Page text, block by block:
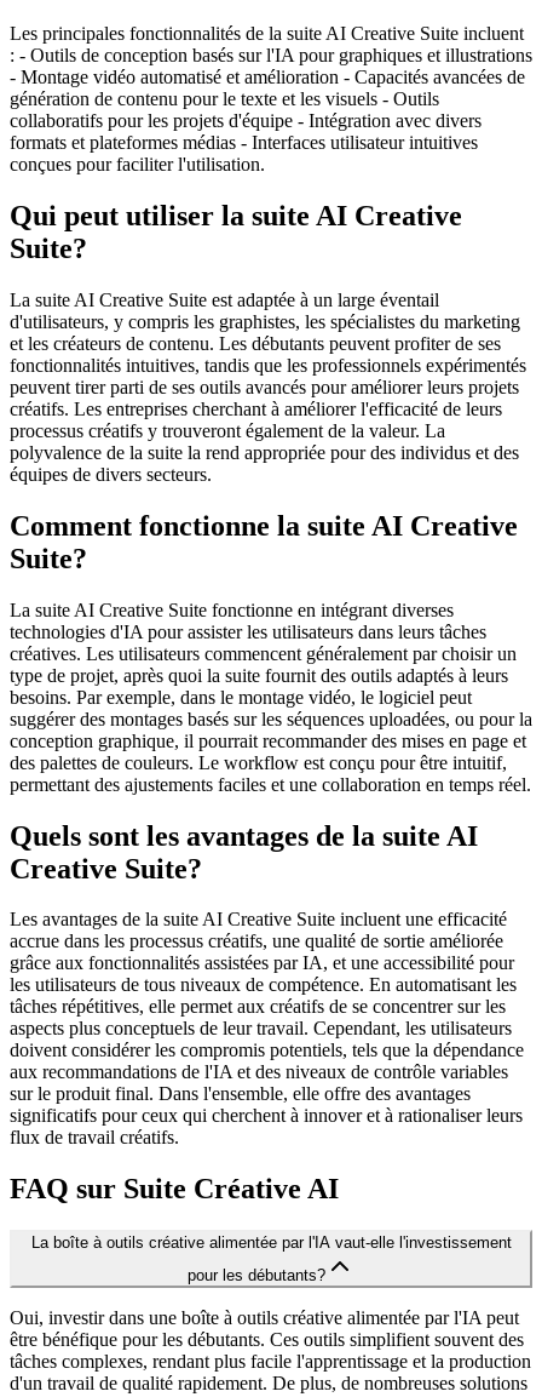
Les principales fonctionnalités de la suite AI Creative Suite incluent
: - Outils de conception basés sur l'IA pour graphiques et illustrations
- Montage vidéo automatisé et amélioration - Capacités avancées de
génération de contenu pour le texte et les visuels - Outils
collaboratifs pour les projets d'équipe - Intégration avec divers
formats et plateformes médias - Interfaces utilisateur intuitives
conçues pour faciliter l'utilisation.
Qui peut utiliser la suite AI Creative
Suite?
La suite AI Creative Suite est adaptée à un large éventail
d'utilisateurs, y compris les graphistes, les spécialistes du marketing
et les créateurs de contenu. Les débutants peuvent profiter de ses
fonctionnalités intuitives, tandis que les professionnels expérimentés
peuvent tirer parti de ses outils avancés pour améliorer leurs projets
créatifs. Les entreprises cherchant à améliorer l'efficacité de leurs
processus créatifs y trouveront également de la valeur. La
polyvalence de la suite la rend appropriée pour des individus et des
équipes de divers secteurs.
Comment fonctionne la suite AI Creative
Suite?
La suite AI Creative Suite fonctionne en intégrant diverses
technologies d'IA pour assister les utilisateurs dans leurs tâches
créatives. Les utilisateurs commencent généralement par choisir un
type de projet, après quoi la suite fournit des outils adaptés à leurs
besoins. Par exemple, dans le montage vidéo, le logiciel peut
suggérer des montages basés sur les séquences uploadées, ou pour la
conception graphique, il pourrait recommander des mises en page et
des palettes de couleurs. Le workflow est conçu pour être intuitif,
permettant des ajustements faciles et une collaboration en temps réel.
Quels sont les avantages de la suite AI
Creative Suite?
Les avantages de la suite AI Creative Suite incluent une efficacité
accrue dans les processus créatifs, une qualité de sortie améliorée
grâce aux fonctionnalités assistées par IA, et une accessibilité pour
les utilisateurs de tous niveaux de compétence. En automatisant les
tâches répétitives, elle permet aux créatifs de se concentrer sur les
aspects plus conceptuels de leur travail. Cependant, les utilisateurs
doivent considérer les compromis potentiels, tels que la dépendance
aux recommandations de l'IA et des niveaux de contrôle variables
sur le produit final. Dans l'ensemble, elle offre des avantages
significatifs pour ceux qui cherchent à innover et à rationaliser leurs
flux de travail créatifs.
FAQ sur Suite Créative AI
La boîte à outils créative alimentée par l'IA vaut-elle l'investissement
pour les débutants?
Oui, investir dans une boîte à outils créative alimentée par l'IA peut
être bénéfique pour les débutants. Ces outils simplifient souvent des
tâches complexes, rendant plus facile l'apprentissage et la production
d'un travail de qualité rapidement. De plus, de nombreuses solutions